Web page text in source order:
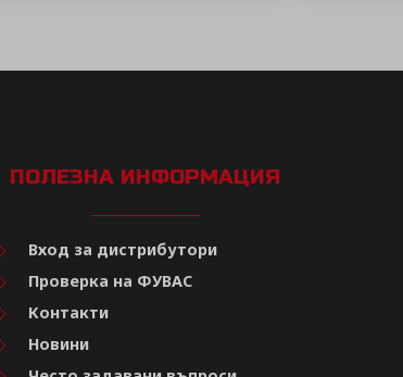
ПОЛЕЗНА ИНФОРМАЦИЯ
Вход за дистрибутори
Проверка на ФУВАС
Контакти
Новини